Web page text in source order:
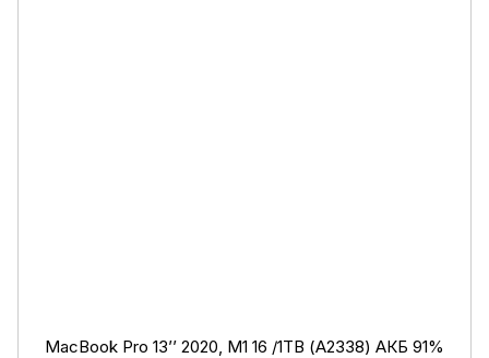
MacBook Pro 13’’ 2020, M1 16 /1ТB (А2338) АКБ 91%